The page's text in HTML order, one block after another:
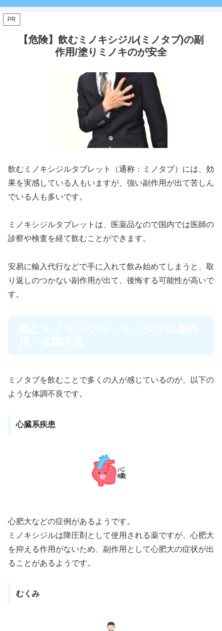
PR
【危険】飲むミノキシジル(ミノタブ)の副
作用/塗りミノキのが安全
飲むミノキシジルタブレット（通称：ミノタブ）には、効
果を実感している人もいますが、強い副作用が出て苦しん
でいる人も多いです。
ミノキシジルタブレットは、医薬品なので国内では医師の
診察や検査を経て飲むことができます。
安易に輸入代行などで手に入れて飲み始めてしまうと、取
り返しのつかない副作用が出て、後悔する可能性が高いで
す。
ミノタブを飲むことで多くの人が感じているのが、以下の
ような体調不良です。
心臓系疾患
心肥大などの症例があるようです。
ミノキシジルは降圧剤として使用される薬ですが、心肥大
を抑える作用がないため、副作用として心肥大の症状が出
ることがあるようです。
むくみ